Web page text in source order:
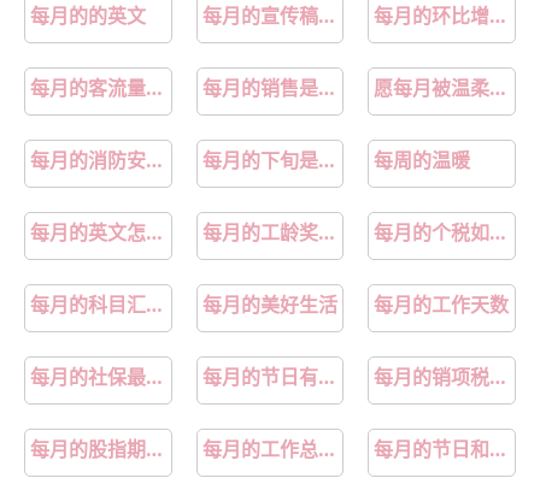
每月的的英文 每月的宣传稿件统计表 每月的环比增长率累加怎么算
每月的客流量怎么计算 每月的销售是做一笔分录好还是分开做分录好 愿每月被温柔以待
每月的消防安全检查日是每月的哪一天 每月的下旬是几号到几号 每周的温暖
每月的英文怎么写 每月的工龄奖离职员工当月还要发 每月的个税如何计算
每月的科目汇总表需要附在凭证上吗 每月的美好生活 每月的工作天数
每月的社保最迟什么时间缴纳 每月的节日有哪些 每月的销项税额和进项税额需要结转吗
每月的股指期货交割日是哪天 每月的工作总结怎么写 每月的节日和纪念日